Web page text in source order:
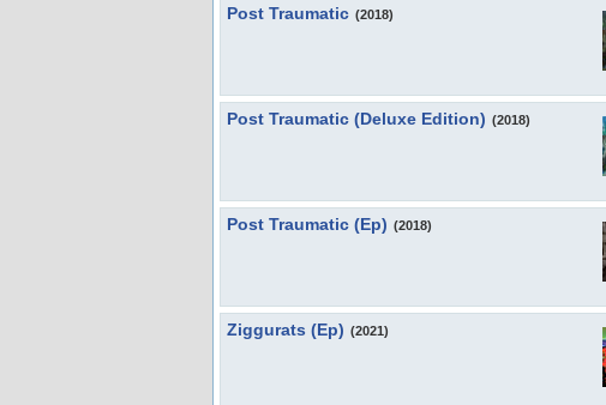
Post Traumatic (2018)
Post Traumatic (Deluxe Edition) (2018)
Post Traumatic (Ep) (2018)
Ziggurats (Ep) (2021)